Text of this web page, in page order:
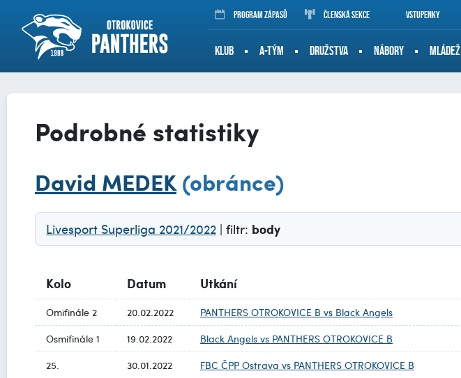
Program zápasů Členská sekce Vstupenky
KLUB A-TÝM DRUŽSTVA NÁBORY MLÁDEŽ
Podrobné statistiky
David MEDEK(obránce)
Livesport Superliga 2021/2022 | filtr: body
Kolo Datum Utkání
Omifinále 2 20.02.2022 PANTHERS OTROKOVICE B vs Black Angels
Osmifinále 1
19.02.2022 Black Angels vs PANTHERS OTROKOVICE B
25.
30.01.2022 FBC ČPP Ostrava vs PANTHERS OTROKOVICE B